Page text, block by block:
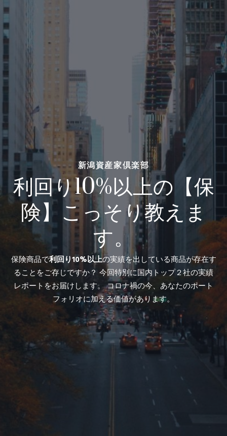
新潟資産家倶楽部
利回り10%以上の【保
険】こっそり教えま
す。
保険商品で利回り10%以上の実績を出している商品が存在す
ることをご存じですか？ 今回特別に国内トップ２社の実績
レポートをお届けします。 コロナ禍の今、あなたのポート
フォリオに加える価値があります。